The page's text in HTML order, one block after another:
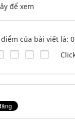
để xem
điểm của bài viết là: